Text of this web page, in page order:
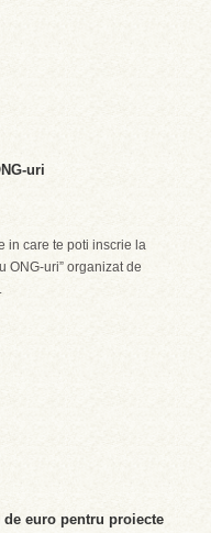
uri
in care te poti inscrie la
ONG-uri” organizat de
de euro pentru proiecte